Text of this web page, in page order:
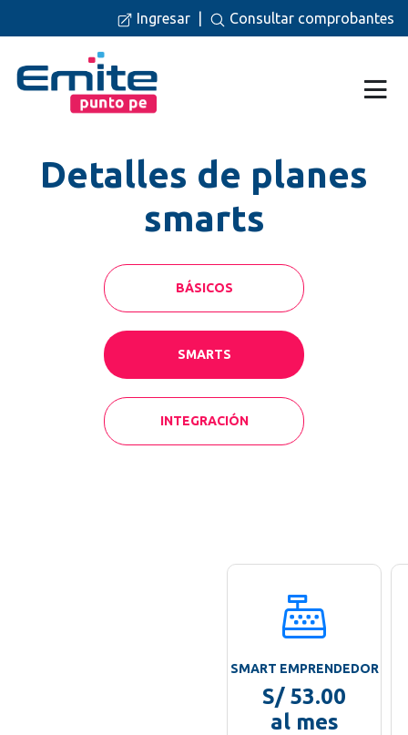
Ingresar Consultar comprobantes
Detalles de planes
smarts
BÁSICOS
SMARTS
INTEGRACIÓN
SMART EMPRENDEDOR
S/ 53.00
al mes